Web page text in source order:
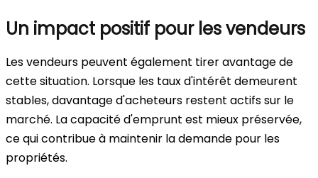
Un impact positif pour les vendeurs
Les vendeurs peuvent également tirer avantage de
cette situation. Lorsque les taux d'intérêt demeurent
stables, davantage d'acheteurs restent actifs sur le
marché. La capacité d'emprunt est mieux préservée,
ce qui contribue à maintenir la demande pour les
propriétés.